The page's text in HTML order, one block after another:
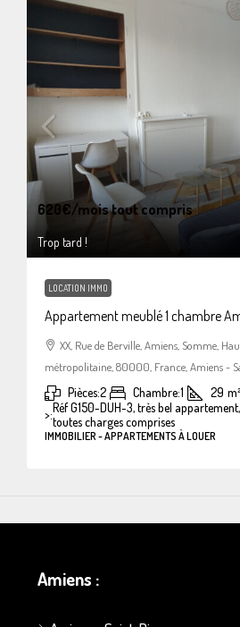
620€/mois tout compris
Trop tard !
LOCATION IMMO
Appartement meublé 1 chambre
XX, Rue de Berville, Amiens, Somme,
métropolitaine, 80000, France, Amiens -
Pièces:2 Chambre:1 29 m²
>:Réf G150-DUH-3, très bel
toutes charges comprises
IMMOBILIER - APPARTEMENTS À LOUER
Amiens :